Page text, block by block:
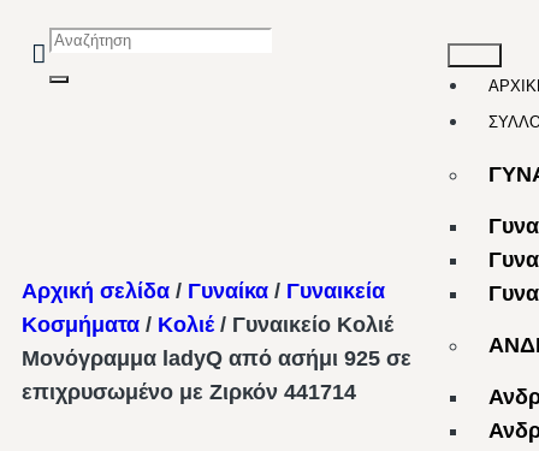
Αρχική σελίδα / Γυναίκα / Γυναικεία
Κοσμήματα / Κολιέ / Γυναικείο Κολιέ
Μονόγραμμα ladyQ από ασήμι 925 σε
επιχρυσωμένο με Ζιρκόν 441714